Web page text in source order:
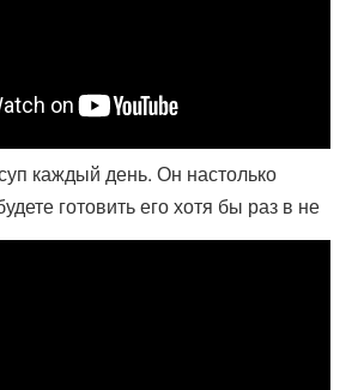
каждый день. Он настолько
готовить его хотя бы раз в не